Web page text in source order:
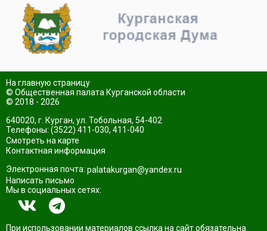
На главную страницу
© Общественная палата Курганской области
© 2018 - 2026
640020, г. Курган, ул. Тобольная, 54-402
Телефоны: (3522) 411-030, 411-040
Смотреть на карте
Контактная информация
Электронная почта: palatakurgan@yandex.ru
Написать письмо
Мы в социальных сетях:
При использовании материалов ссылка на сайт обязательна